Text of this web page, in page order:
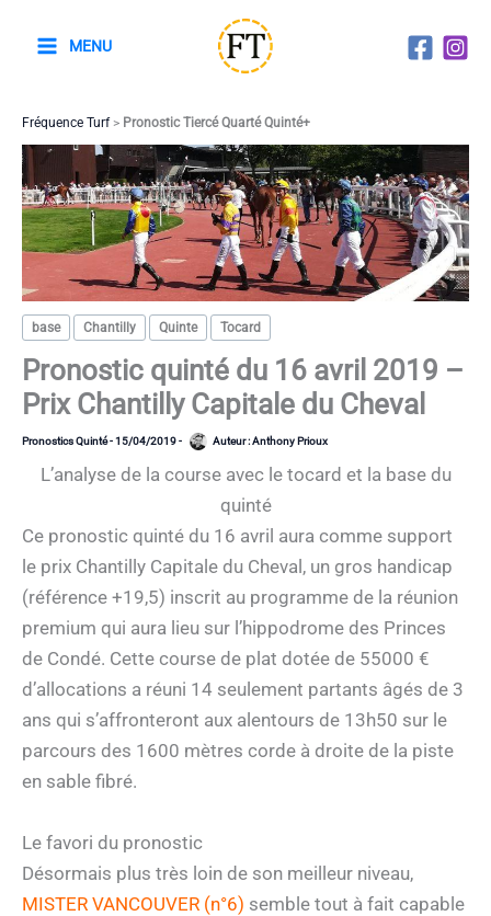
MENU
Fréquence Turf> Pronostic Tiercé Quarté Quinté+
base Chantilly Quinte Tocard
Pronostic quinté du 16 avril 2019 –
Prix Chantilly Capitale du Cheval
Pronostics Quinté-15/04/2019- Auteur :Anthony Prioux
L’analyse de la course avec le tocard et la base du
quinté
Ce pronostic quinté du 16 avril aura comme support
le prix Chantilly Capitale du Cheval, un gros handicap
(référence +19,5) inscrit au programme de la réunion
premium qui aura lieu sur l’hippodrome des Princes
de Condé. Cette course de plat dotée de 55000 €
d’allocations a réuni 14 seulement partants âgés de 3
ans qui s’affronteront aux alentours de 13h50 sur le
parcours des 1600 mètres corde à droite de la piste
en sable fibré.
Le favori du pronostic
Désormais plus très loin de son meilleur niveau,
MISTER VANCOUVER (n°6) semble tout à fait capable